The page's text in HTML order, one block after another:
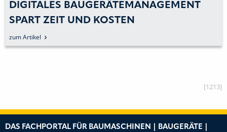
SCHALUNGS- UND
BASIEREND AUF DEM 3D-
[1213]
DAS FACHPORTAL FÜR BAUMASCHINEN | BAUGERÄTE |